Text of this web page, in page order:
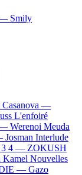
Smily
Casanova —
L'enfoiré
— Werenoi Meuda
Josman Interlude
3 4 — ZOKUSH
Kamel Nouvelles
— Gazo